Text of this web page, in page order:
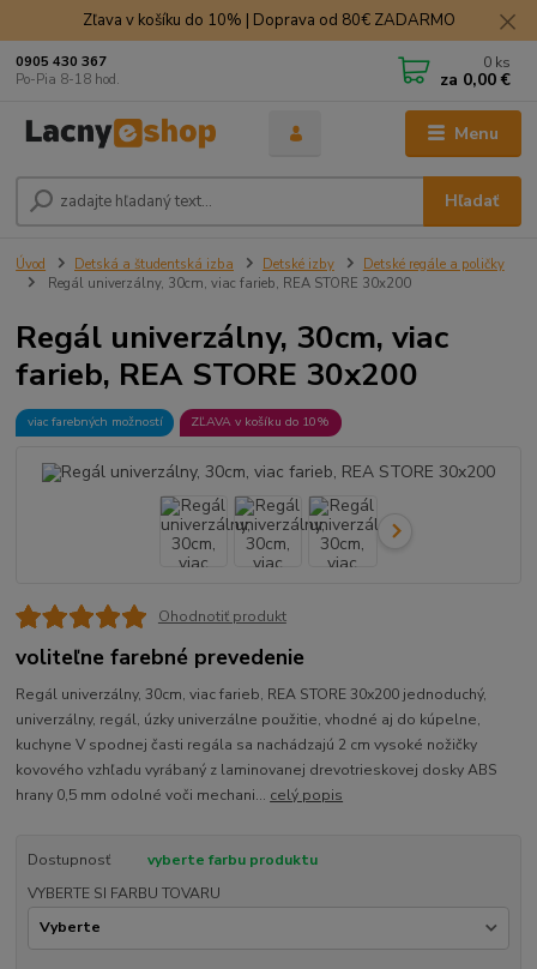
Zľava v košíku do 10% | Doprava od 80€ ZADARMO
Menu
Hľadať
0905 430 367
Po-Pia 8-18 hod.
0 ks
za 0,00 €
Úvod Detská a študentská izba Detské izby
Detské regále a poličky
Regál univerzálny, 30cm, viac farieb, REA STORE 30x200
Regál univerzálny, 30cm, viac
farieb, REA STORE 30x200
viac farebných možností ZĽAVA v košíku do 10%
Ohodnotiť produkt
voliteľne farebné prevedenie
Regál univerzálny, 30cm, viac farieb, REA STORE 30x200 jednoduchý,
univerzálny, regál, úzky univerzálne použitie, vhodné aj do kúpelne,
kuchyne V spodnej časti regála sa nachádzajú 2 cm vysoké nožičky
kovového vzhľadu vyrábaný z laminovanej drevotrieskovej dosky ABS
hrany 0,5 mm odolné voči mechani... celý popis
Dostupnosť
vyberte farbu produktu
VYBERTE SI FARBU TOVARU